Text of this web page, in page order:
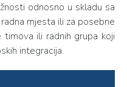
odnosno u skladu sa
mjesta ili za posebne
timova ili radnih grupa koji
integracija.